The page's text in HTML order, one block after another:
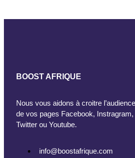
BOOST AFRIQUE
Nous vous aidons à croitre l’audience
de vos pages Facebook, Instragram,
Twitter ou Youtube.
info@boostafrique.com